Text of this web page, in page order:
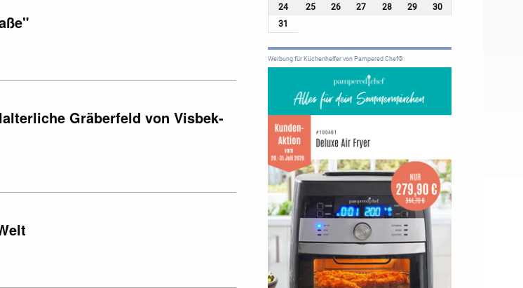
Gräberfeld von Visbek-
24
25 26 27 28 29
30
31
Werbung für Küchenhelfer von Pampered Chef®